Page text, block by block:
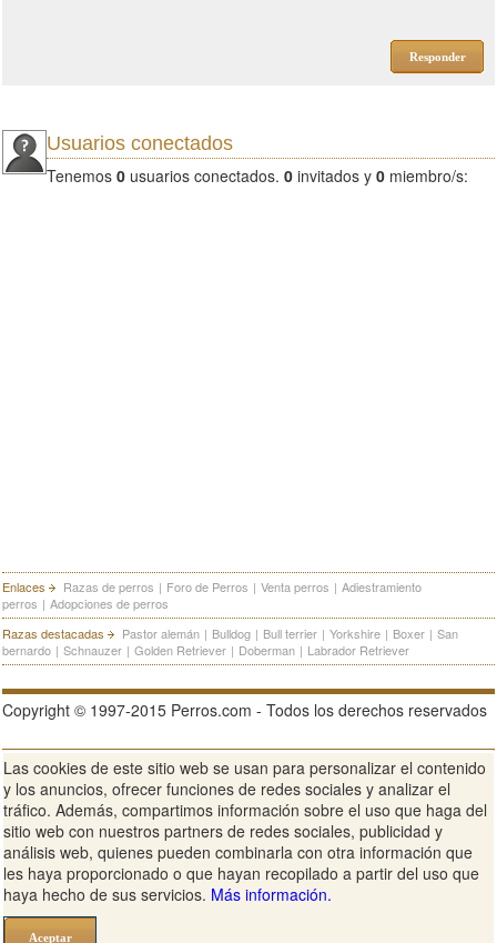
Responder
Usuarios conectados
Tenemos 0 usuarios conectados. 0 invitados y 0 miembro/s:
Enlaces Razas de perros | Foro de Perros | Venta perros | Adiestramiento
perros | Adopciones de perros
Razas destacadas
Pastor alemán | Bulldog | Bull terrier | Yorkshire | Boxer | San
bernardo | Schnauzer | Golden Retriever | Doberman | Labrador Retriever
Copyright © 1997-2015 Perros.com - Todos los derechos reservados
Publicidad en Perros.com | Contacte | Aviso Legal Política de
privacidad | Condiciones de uso
Ver sitio web completo
Las cookies de este sitio web se usan para personalizar el contenido
y los anuncios, ofrecer funciones de redes sociales y analizar el
tráfico. Además, compartimos información sobre el uso que haga del
sitio web con nuestros partners de redes sociales, publicidad y
análisis web, quienes pueden combinarla con otra información que
les haya proporcionado o que hayan recopilado a partir del uso que
haya hecho de sus servicios. Más información.